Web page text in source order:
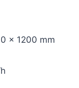
× 1200 mm